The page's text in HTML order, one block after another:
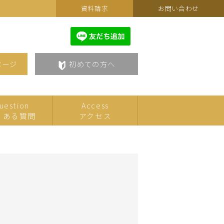
お問い合わせ
資料請求
初めての方へ
ジ
ある質問
Access
アクセス